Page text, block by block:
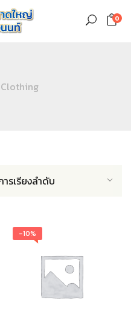
0
Clothing
-10%